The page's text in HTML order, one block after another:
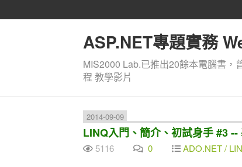
ASP.NET專題實務
MIS2000 Lab.已推出20餘本電腦書，
程 教學影片
2014-09-09
LINQ入門、簡介、初試身手 #3 --
5116 0 ADO.NET /